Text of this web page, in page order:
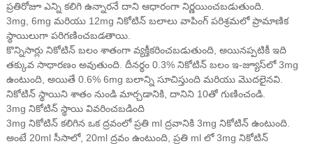
ప్రతిరోజూ ఎన్ని కలిగి ఉన్నారనే దాని ఆధారంగా నిర్ణయించబడుతుంది.
3mg, 6mg మరియు 12mg నికోటిన్ బలాలు వాపింగ్ పరిశ్రమలో ప్రామాణిక
స్థాయిలుగా పరిగణించబడతాయి.
కొన్నిసార్లు నికోటిన్ బలం శాతంగా వ్యక్తీకరించబడుతుంది, అయినప్పటికీ ఇది
తక్కువ సాధారణం అవుతుంది. దీనర్థం 0.3% నికోటిన్ బలం ఇ-జ్యూస్‌లో 3mg
ఉంటుంది, అయితే 0.6% 6mg బలాన్ని సూచిస్తుంది మరియు మొదలైనవి.
నికోటిన్ స్థాయిని శాతం నుండి మార్చడానికి, దానిని 10తో గుణించండి.
3mg నికోటిన్ స్థాయి వివరించబడింది
3mg నికోటిన్ కలిగిన ఒక ద్రవంలో ప్రతి ml ద్రవానికి 3mg నికోటిన్ ఉంటుంది.
అంటే 20ml సీసాలో, 20ml ద్రవం ఉంటుంది, ప్రతి ml లో 3mg నికోటిన్